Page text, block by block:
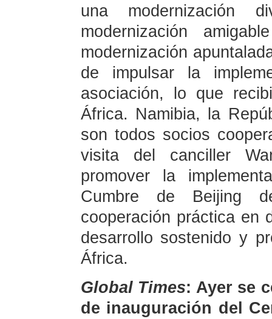
una modernización
modernización
modernización
de impulsar la
asociación, lo que
África. Namibia, la
son todos socios
visita del canciller
promover la
Cumbre de Beijing
cooperación práctica en
desarrollo sostenido y
África.
Global Times: Ayer se
de inauguración del